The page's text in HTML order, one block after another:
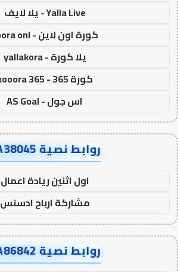
Yalla Live - يلا لايف
كورة اون لاين - koora onl
يلا كورة - yallakora
كورة 365 - kooora 365
اس جول - AS Goal
روابط نصية AA38045
اول اثنين ريادة اعمال
مشاركة ارباح ادسنس
روابط نصية AA86842